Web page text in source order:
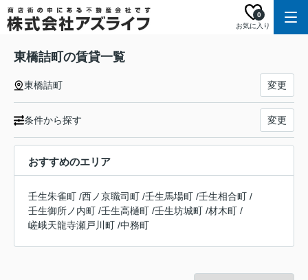
お気に入り
0
東橋詰町の賃貸一覧
東橋詰町 変更
条件から探す 変更
おすすめのエリア
壬生朱雀町 /西ノ京職司町 /壬生馬場町 /壬生相合町 /
壬生御所ノ内町 /壬生高樋町 /壬生坊城町 /材木町 /
嵯峨天龍寺瀬戸川町 /中務町